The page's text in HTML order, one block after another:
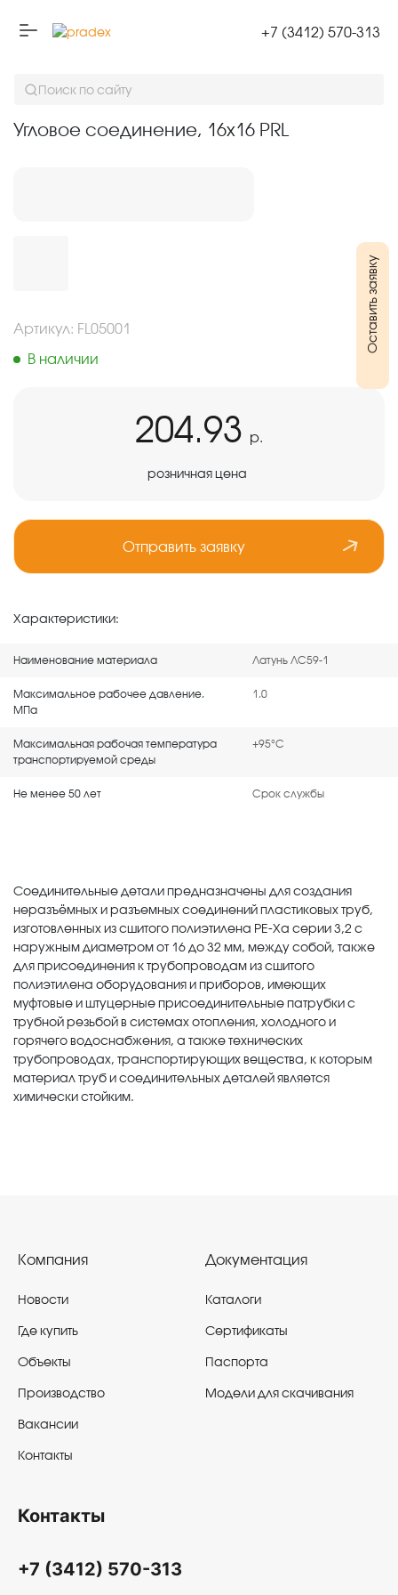
Поиск по сайту
+7 (3412) 570-313
Угловое соединение, 16х16 PRL
Артикул: FL05001
В наличии
204.93 р.
розничная цена
Отправить заявку
Характеристики:
Наименование материала Латунь ЛС59-1
Максимальное рабочее давление,
МПа
1,0
Максимальная рабочая температура
транспортируемой среды
+95°С
Не менее 50 лет Срок службы
Соединительные детали предназначены для создания
неразъёмных и разъемных соединений пластиковых труб,
изготовленных из сшитого полиэтилена PE-Xa серии 3,2 с
наружным диаметром от 16 до 32 мм, между собой, также
для присоединения к трубопроводам из сшитого
полиэтилена оборудования и приборов, имеющих
муфтовые и штуцерные присоединительные патрубки с
трубной резьбой в системах отопления, холодного и
горячего водоснабжения, а также технических
трубопроводах, транспортирующих вещества, к которым
материал труб и соединительных деталей является
химически стойким.
Оставить заявку
Компания
Новости
Где купить
Объекты
Производство
Вакансии
Контакты
Документация
Каталоги
Сертификаты
Паспорта
Модели для скачивания
Контакты
+7 (3412) 570-313